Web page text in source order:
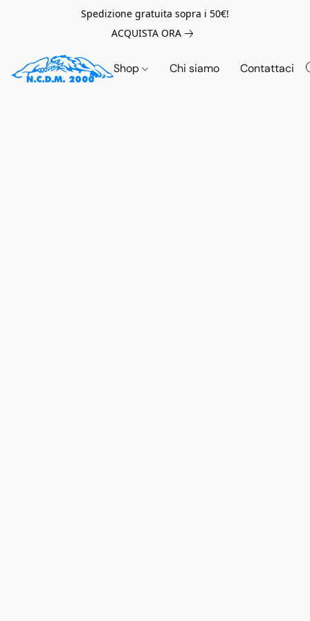
Spedizione gratuita sopra i 50€!
ACQUISTA ORA
Shop Chi siamo Contattaci